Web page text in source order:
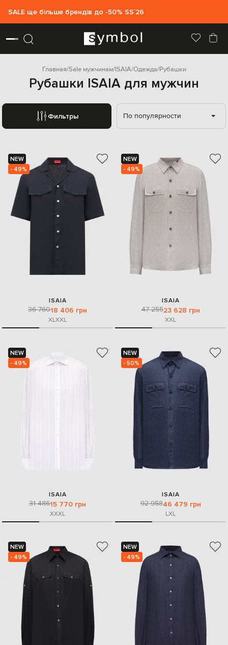
SALE ще більше брендів до -50% SS`26
Главная Sale мужчинам ISAIA Одежда Рубашки
Рубашки ISAIA для мужчин
Фильтры По популярности
NEW
- 49%
ISAIA
36 76018 406 грн
XLXXL
NEW
- 49%
ISAIA
47 25523 628 грн
XXL
NEW
- 49%
ISAIA
31 48615 770 грн
XXXL
NEW
- 50%
ISAIA
92 95846 479 грн
LXL
NEW
- 49%
NEW
- 49%